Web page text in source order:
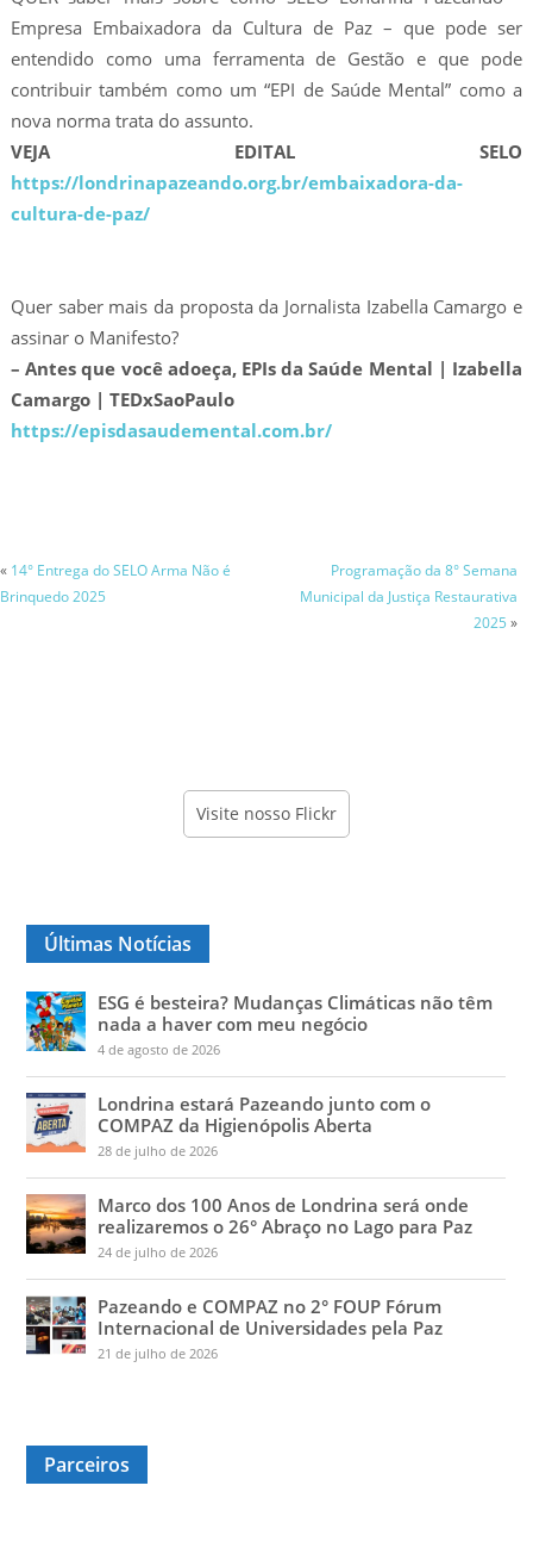
Empresa Embaixadora da Cultura de Paz – que pode ser
entendido como uma ferramenta de Gestão e que pode
contribuir também como um “EPI de Saúde Mental” como a
nova norma trata do assunto.
VEJA EDITAL SELO
https://londrinapazeando.org.br/embaixadora-da-
cultura-de-paz/
Quer saber mais da proposta da Jornalista Izabella Camargo e
assinar o Manifesto?
– Antes que você adoeça, EPIs da Saúde Mental | Izabella
Camargo | TEDxSaoPaulo
https://episdasaudemental.com.br/
« 14° Entrega do SELO Arma Não é
Brinquedo 2025
Programação da 8° Semana
Municipal da Justiça Restaurativa
2025 »
Visite nosso Flickr
Últimas Notícias
ESG é besteira? Mudanças Climáticas não têm
nada a haver com meu negócio
4 de agosto de 2026
Londrina estará Pazeando junto com o
COMPAZ da Higienópolis Aberta
28 de julho de 2026
Marco dos 100 Anos de Londrina será onde
realizaremos o 26° Abraço no Lago para Paz
24 de julho de 2026
Pazeando e COMPAZ no 2° FOUP Fórum
Internacional de Universidades pela Paz
21 de julho de 2026
Parceiros